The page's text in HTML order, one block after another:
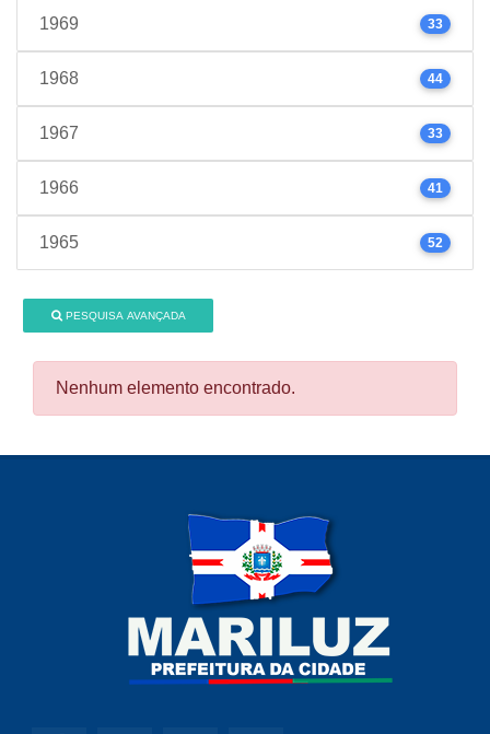
1969 33
1968 44
1967 33
1966 41
1965 52
PESQUISA AVANÇADA
Nenhum elemento encontrado.